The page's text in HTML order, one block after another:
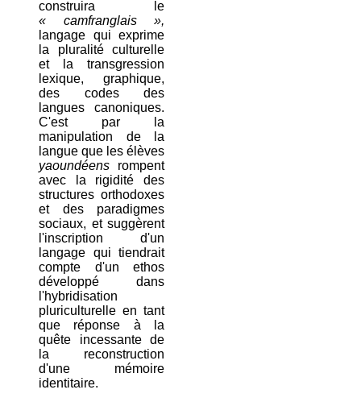
construira le
« camfranglais »,
langage qui exprime
la pluralité culturelle
et la transgression
lexique, graphique,
des codes des
langues canoniques.
C'est par la
manipulation de la
langue que les élèves
yaoundéens rompent
avec la rigidité des
structures orthodoxes
et des paradigmes
sociaux, et suggèrent
l'inscription d'un
langage qui tiendrait
compte d'un ethos
développé dans
l'hybridisation
pluriculturelle en tant
que réponse à la
quête incessante de
la reconstruction
d'une mémoire
identitaire.